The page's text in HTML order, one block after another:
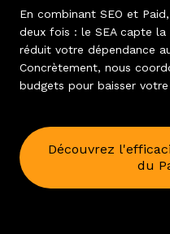
En combinant SEO et
deux fois : le SEA capte la
réduit votre dépendance
Concrètement, nous
budgets pour baisser votre
Découvrez
du